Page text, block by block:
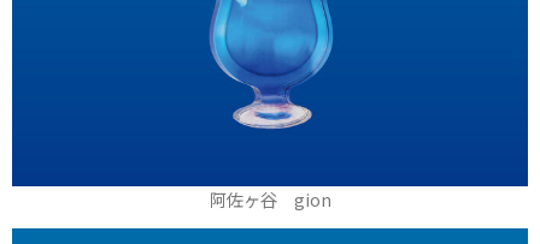
阿佐ヶ谷 gion